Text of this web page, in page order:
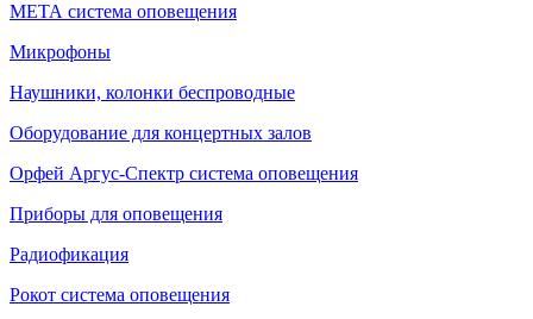
МЕТА система оповещения
Микрофоны
Наушники, колонки беспроводные
Оборудование для концертных залов
Орфей Аргус-Спектр система оповещения
Приборы для оповещения
Радиофикация
Рокот система оповещения